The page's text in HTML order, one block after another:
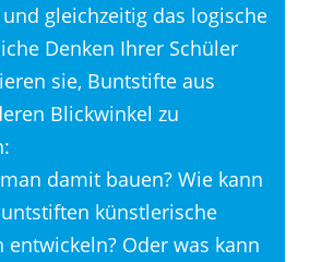
gleichzeitig das logische
Denken Ihrer Schüler
sie, Buntstifte aus
Blickwinkel zu
damit bauen? Wie kann
künstlerische
entwickeln? Oder was kann